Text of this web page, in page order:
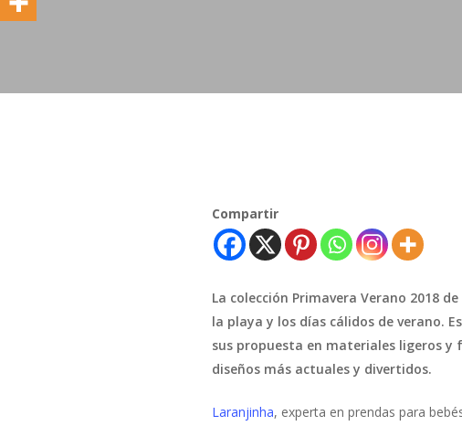
Compartir
La colección Primavera Verano 2018 de
la playa y los días cálidos de verano.
sus propuesta en materiales ligeros y
diseños más actuales y divertidos.
Laranjinha, experta en prendas para